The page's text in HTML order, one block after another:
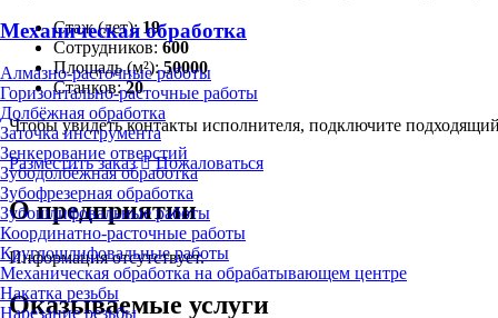
Механическая обработка
Алмазно-расточные работы
Горизонтально-расточные работы
Долбёжная обработка
Заточка инструмента
Зенкерование отверстий
Зубодолбёжная обработка
Зубофрезерная обработка
Зубошлифовальные работы
Координатно-расточные работы
Круглошлифовальные работы
Механическая обработка на обрабатывающем центре
Накатка резьбы
Нарезание резьбы
Стаж (лет):19
Сотрудников: 600
Площадь (м²):50000
Станков:20
Чтобы увидеть контакты исполнителя, подключите подходящий
Разместить заказ
Пожаловаться
О предприятии
Информация отсутствует.
Оказываемые услуги